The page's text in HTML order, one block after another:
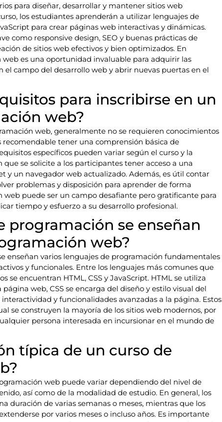
para diseñar, desarrollar y mantener sitios web
los estudiantes aprenderán a utilizar lenguajes de
para crear páginas web interactivas y dinámicas.
como responsive design, SEO y buenas prácticas de
de sitios web efectivos y bien optimizados. En
es una oportunidad invaluable para adquirir las
el campo del desarrollo web y abrir nuevas puertas en el
para inscribirse en un
web?
web, generalmente no se requieren conocimientos
tener una comprensión básica de
específicos pueden variar según el curso y la
se solicite a los participantes tener acceso a una
y un navegador web actualizado. Además, es útil contar
problemas y disposición para aprender de forma
puede ser un campo desafiante pero gratificante para
tiempo y esfuerzo a su desarrollo profesional.
programación se enseñan
web?
enseñan varios lenguajes de programación fundamentales
y funcionales. Entre los lenguajes más comunes que
se encuentran HTML, CSS y JavaScript. HTML se utiliza
web, CSS se encarga del diseño y estilo visual del
y funcionalidades avanzadas a la página. Estos
se construyen la mayoría de los sitios web modernos, por
persona interesada en incursionar en el mundo de
típica de un curso de
web puede variar dependiendo del nivel de
así como de la modalidad de estudio. En general, los
duración de varias semanas o meses, mientras que los
por varios meses o incluso años. Es importante